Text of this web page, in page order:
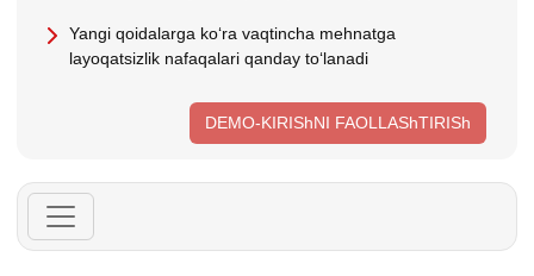
Yangi qoidalarga koʻra vaqtincha mehnatga
layoqatsizlik nafaqalari qanday toʻlanadi
DEMO-KIRIShNI FAOLLAShTIRISh